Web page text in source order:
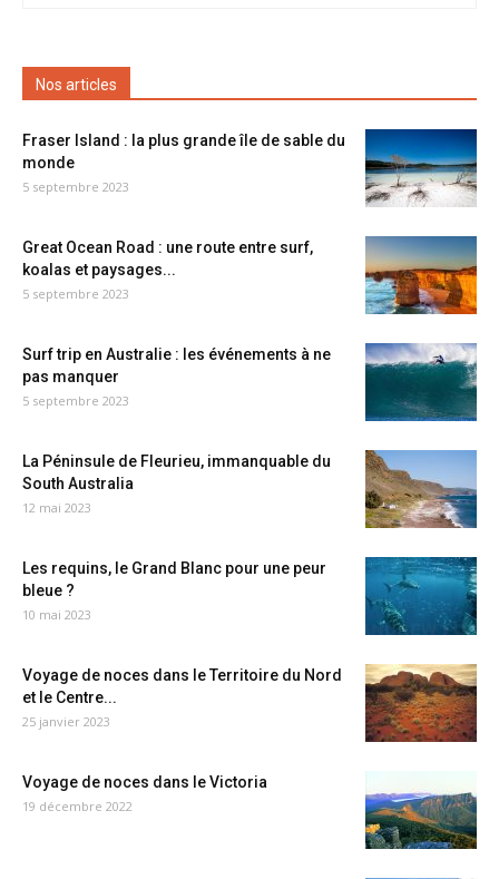
Nos articles
Fraser Island : la plus grande île de sable du
monde
5 septembre 2023
Great Ocean Road : une route entre surf,
koalas et paysages...
5 septembre 2023
Surf trip en Australie : les événements à ne
pas manquer
5 septembre 2023
La Péninsule de Fleurieu, immanquable du
South Australia
12 mai 2023
Les requins, le Grand Blanc pour une peur
bleue ?
10 mai 2023
Voyage de noces dans le Territoire du Nord
et le Centre...
25 janvier 2023
Voyage de noces dans le Victoria
19 décembre 2022